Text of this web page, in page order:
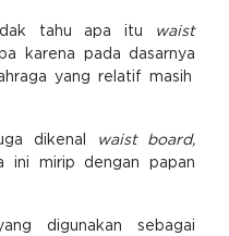
tahu apa itu
waist
karena pada dasarnya
yang relatif masih
dikenal
waist board,
ini mirip dengan papan
digunakan sebagai